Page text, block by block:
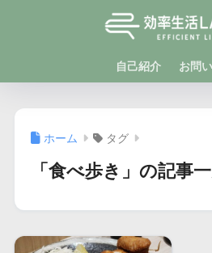
自己紹介 お問
ホーム タグ
「食べ歩き」の記事